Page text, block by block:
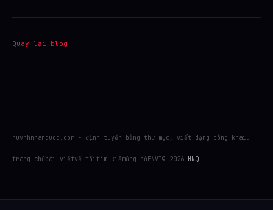
Quay lại blog
huynhnhanquoc.com - định tuyến bằng thư mục, viết dạng công khai.
trang chủ bài viếtvề tôitìm kiếmủng hộ ENVI© 2026 HNQ